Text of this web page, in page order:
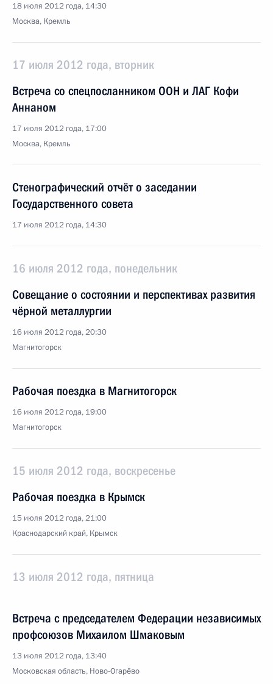
18 июля 2012 года, 14:30
Москва, Кремль
17 июля 2012 года, вторник
Встреча со спецпосланником ООН и ЛАГ Кофи
Аннаном
17 июля 2012 года, 17:00
Москва, Кремль
Стенографический отчёт о заседании
Государственного совета
17 июля 2012 года, 14:30
16 июля 2012 года, понедельник
Совещание о состоянии и перспективах развития
чёрной металлургии
16 июля 2012 года, 20:30
Магнитогорск
Рабочая поездка в Магнитогорск
16 июля 2012 года, 19:00
Магнитогорск
15 июля 2012 года, воскресенье
Рабочая поездка в Крымск
15 июля 2012 года, 21:00
Краснодарский край, Крымск
13 июля 2012 года, пятница
Встреча с председателем Федерации независимых
профсоюзов Михаилом Шмаковым
13 июля 2012 года, 13:40
Московская область, Ново-Огарёво